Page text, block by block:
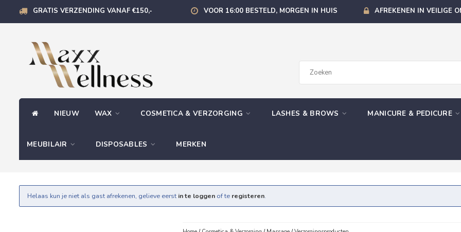
GRATIS VERZENDING VANAF €150,- VOOR 16:00 BESTELD, MORGEN IN HUIS AFREKENEN IN VEILIGE
NIEUW WAX COSMETICA & VERZORGING LASHES & BROWS MANICURE & PEDICURE
MEUBILAIR DISPOSABLES MERKEN
Helaas kun je niet als gast afrekenen, gelieve eerst in te loggen of te registeren.